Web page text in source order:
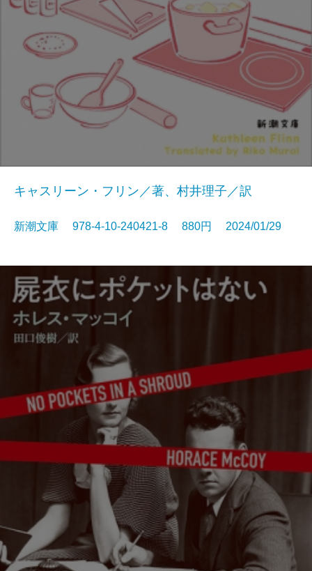
キャスリーン・フリン／著、村井理子／訳
新潮文庫 978-4-10-240421-8 880円 2024/01/29